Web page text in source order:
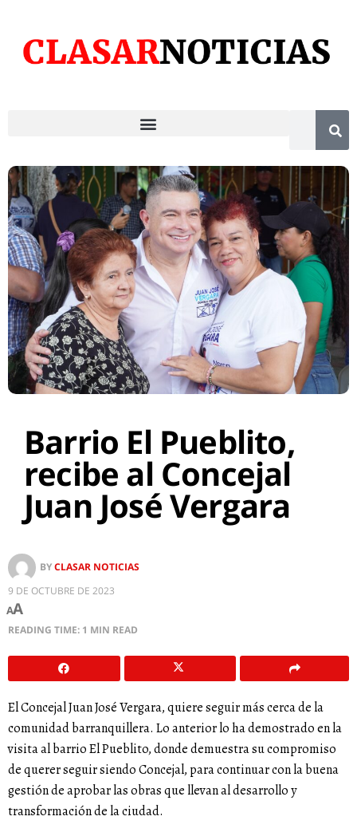
Barrio El Pueblito,
recibe al Concejal
Juan José Vergara
BYCLASAR NOTICIAS
9 DE OCTUBRE DE 2023
AA
READING TIME: 1 MIN READ
El Concejal Juan José Vergara, quiere seguir más cerca de la
comunidad barranquillera. Lo anterior lo ha demostrado en la
visita al barrio El Pueblito, donde demuestra su compromiso
de querer seguir siendo Concejal, para continuar con la buena
gestión de aprobar las obras que llevan al desarrollo y
transformación de la ciudad.